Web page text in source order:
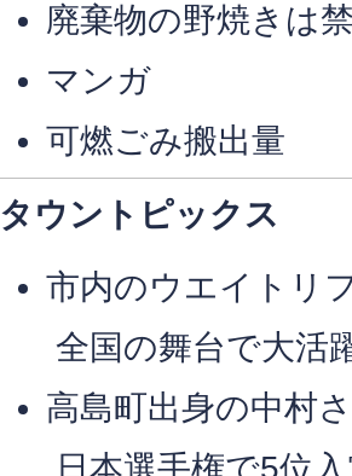
廃棄物の野焼きは
マンガ
可燃ごみ搬出量
タウントピックス
市内のウエイトリ
全国の舞台で大活
高島町出身の中村
日本選手権で5位